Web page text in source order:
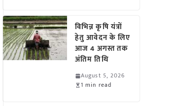
विभिन्न कृषि यंत्रों
हेतु आवेदन के लिए
आज 4 अगस्त तक
अंतिम तिथि
August 5, 2026
1 min read